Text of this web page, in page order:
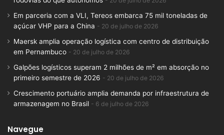
Em parceria com a VLI, Tereos embarca 75 mil toneladas de
açúcar VHP para a China
20 de julho de 2026
Maersk amplia operação logística com centro de distribuição
em Pernambuco
20 de julho de 2026
Galpões logísticos superam 2 milhões de m² em absorção no
primeiro semestre de 2026
20 de julho de 2026
Crescimento portuário amplia demanda por infraestrutura de
armazenagem no Brasil
6 de julho de 2026
Navegue